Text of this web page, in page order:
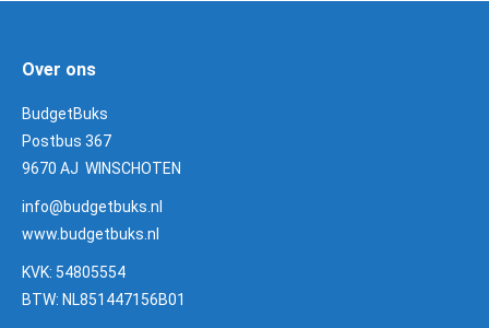
Over ons
BudgetBuks
Postbus 367
9670 AJ WINSCHOTEN
info@budgetbuks.nl
www.budgetbuks.nl
KVK: 54805554
BTW: NL851447156B01